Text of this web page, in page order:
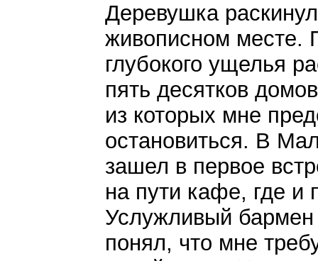
Деревушка
живописном месте.
глубокого ущелья
пять десятков
из которых мне
остановиться. В
зашел в первое
на пути кафе, где и
Услужливый бармен
понял, что мне